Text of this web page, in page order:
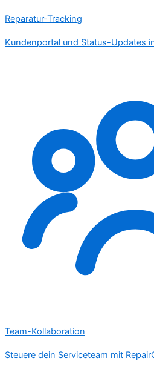
Reparatur-Tracking
Kundenportal und Status-Updates
Team-Kollaboration
Steuere dein Serviceteam mit